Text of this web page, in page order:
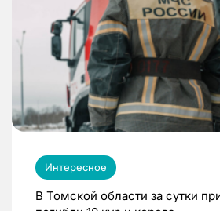
Интересное
В Томской области за сутки